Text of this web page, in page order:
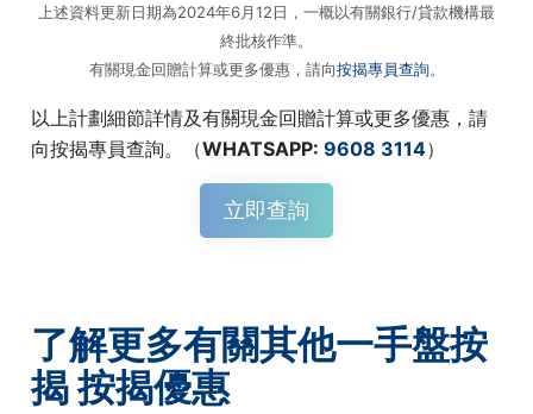
上述資料更新日期為2024年6月12日，一概以有關銀行/貸款機構最
終批核作準。
有關現金回贈計算或更多優惠，請向按揭專員查詢。
以上計劃細節詳情及有關現金回贈計算或更多優惠，請
向按揭專員查詢。（WHATSAPP:9608 3114）
立即查詢
了解更多有關其他一手盤按
揭 按揭優惠